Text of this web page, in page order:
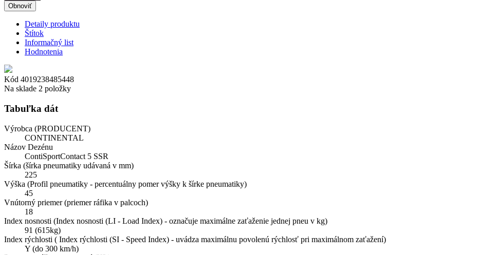
Detaily produktu
Štítok
Informačný list
Hodnotenia
Kód 4019238485448
Na sklade 2 položky
Tabuľka dát
Výrobca (PRODUCENT)
CONTINENTAL
Názov Dezénu
ContiSportContact 5 SSR
Šírka (šírka pneumatiky udávaná v mm)
225
Výška (Profil pneumatiky - percentuálny pomer výšky k šírke pneumatiky)
45
Vnútorný priemer (priemer ráfika v palcoch)
18
Index nosnosti (Index nosnosti (LI - Load Index) - označuje maximálne zaťaženie jednej pneu v kg)
91 (615kg)
Index rýchlosti ( Index rýchlosti (SI - Speed Index) - uvádza maximálnu povolenú rýchlosť pri maximálnom zaťažení)
Y (do 300 km/h)